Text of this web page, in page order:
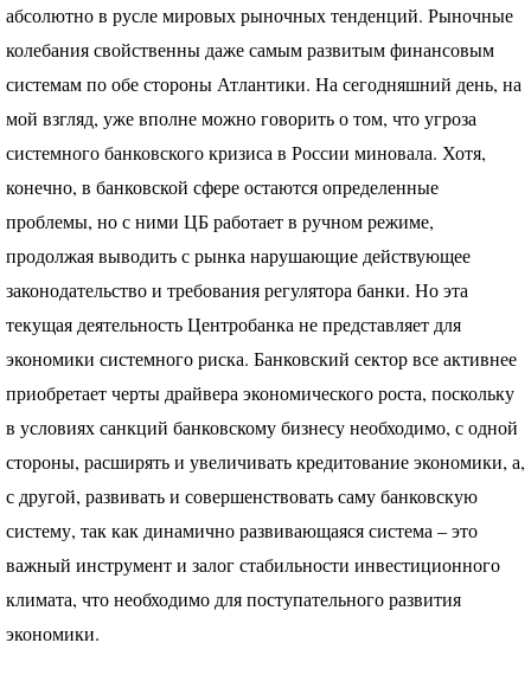
абсолютно в русле мировых рыночных тенденций. Рыночные
колебания свойственны даже самым развитым финансовым
системам по обе стороны Атлантики. На сегодняшний день, на
мой взгляд, уже вполне можно говорить о том, что угроза
системного банковского кризиса в России миновала. Хотя,
конечно, в банковской сфере остаются определенные
проблемы, но с ними ЦБ работает в ручном режиме,
продолжая выводить с рынка нарушающие действующее
законодательство и требования регулятора банки. Но эта
текущая деятельность Центробанка не представляет для
экономики системного риска. Банковский сектор все активнее
приобретает черты драйвера экономического роста, поскольку
в условиях санкций банковскому бизнесу необходимо, с одной
стороны, расширять и увеличивать кредитование экономики, а,
с другой, развивать и совершенствовать саму банковскую
систему, так как динамично развивающаяся система – это
важный инструмент и залог стабильности инвестиционного
климата, что необходимо для поступательного развития
экономики.